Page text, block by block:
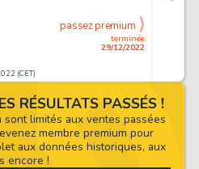
(CET)
terminée
29/12/2022
passez premium
RÉSULTATS PASSÉS !
limités aux ventes passées
membre premium pour
aux données historiques, aux
encore !